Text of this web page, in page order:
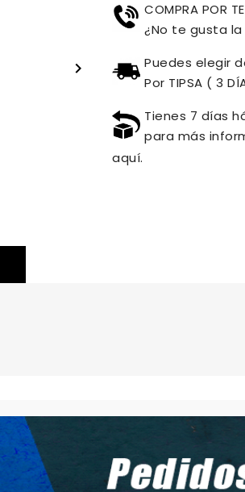

COMPRA POR
¿No te gusta la
Puedes elegir
Por TIPSA ( 3
Tienes 7 días
para más
aquí.